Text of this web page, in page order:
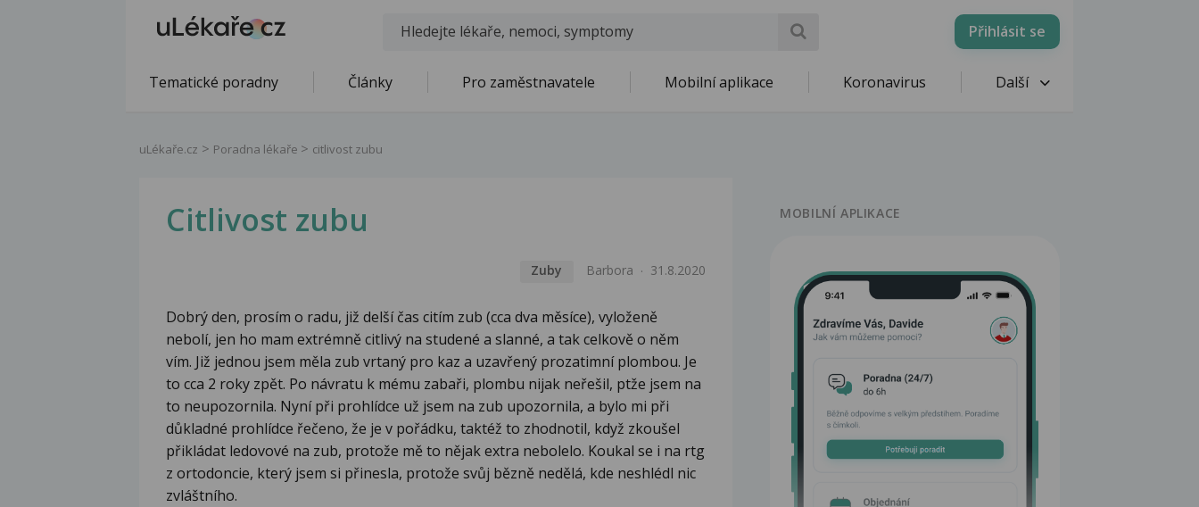
Přihlásit se
Tematické poradny Články Pro zaměstnavatele Mobilní aplikace Koronavirus Další
uLékaře.cz Poradna lékaře citlivost zubu
Citlivost zubu
Zuby Barbora 31.8.2020
Dobrý den, prosím o radu, již delší čas citím zub (cca dva měsíce), vyloženě
nebolí, jen ho mam extrémně citlivý na studené a slanné, a tak celkově o něm
vím. Již jednou jsem měla zub vrtaný pro kaz a uzavřený prozatimní plombou. Je
to cca 2 roky zpět. Po návratu k mému zabaři, plombu nijak neřešil, ptže jsem na
to neupozornila. Nyní při prohlídce už jsem na zub upozornila, a bylo mi při
důkladné prohlídce řečeno, že je v pořádku, taktéž to zhodnotil, když zkoušel
přikládat ledovové na zub, protože mě to nějak extra nebolelo. Koukal se i na rtg
z ortodoncie, který jsem si přinesla, protože svůj bězně nedělá, kde neshlédl nic
zvláštního.
MOBILNÍ APLIKACE